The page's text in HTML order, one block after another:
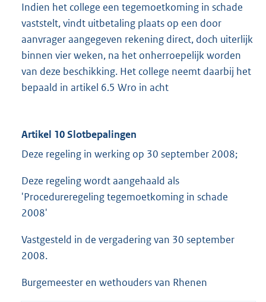
Indien het college een tegemoetkoming in schade
vaststelt, vindt uitbetaling plaats op een door
aanvrager aangegeven rekening direct, doch uiterlijk
binnen vier weken, na het onherroepelijk worden
van deze beschikking. Het college neemt daarbij het
bepaald in artikel 6.5 Wro in acht
Artikel 10 Slotbepalingen
Deze regeling in werking op 30 september 2008;
Deze regeling wordt aangehaald als
'Procedureregeling tegemoetkoming in schade
2008'
Vastgesteld in de vergadering van 30 september
2008.
Burgemeester en wethouders van Rhenen